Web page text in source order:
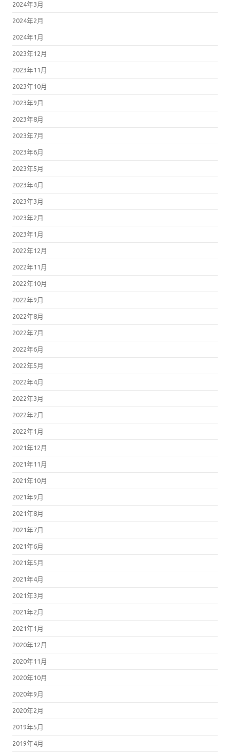
2024年3月
2024年2月
2024年1月
2023年12月
2023年11月
2023年10月
2023年9月
2023年8月
2023年7月
2023年6月
2023年5月
2023年4月
2023年3月
2023年2月
2023年1月
2022年12月
2022年11月
2022年10月
2022年9月
2022年8月
2022年7月
2022年6月
2022年5月
2022年4月
2022年3月
2022年2月
2022年1月
2021年12月
2021年11月
2021年10月
2021年9月
2021年8月
2021年7月
2021年6月
2021年5月
2021年4月
2021年3月
2021年2月
2021年1月
2020年12月
2020年11月
2020年10月
2020年9月
2020年2月
2019年5月
2019年4月